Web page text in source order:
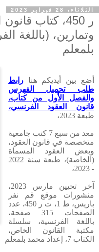
الثلاثاء، 28 فبراير 2023
ر 450، كتاب
وتمارين، (باللغة
بلمعلم
أضع بين أيديكم هنارابط
طلب تحميل الفهرس
والفصل الأول من كتاب،
قانون العقود الفرنسي،
طبعة 2023،
معد
من سبع 7 كتب جامعية
متخصصة في قانون العقود،
وبعض العقود المسماة
(الخاصة)، طبعة سنة 2022
- 2023،
آخر تحيين مارس 2023،
منشورات موقع قم نفر
باريس، ط 1، ت ر 450، عدد
الصفحات 315 صفحة،
باللغة الفرنسية، سلسلة
مكتبة القانون الخاص،
الكتاب 7، إعداد محمد بلمعلم